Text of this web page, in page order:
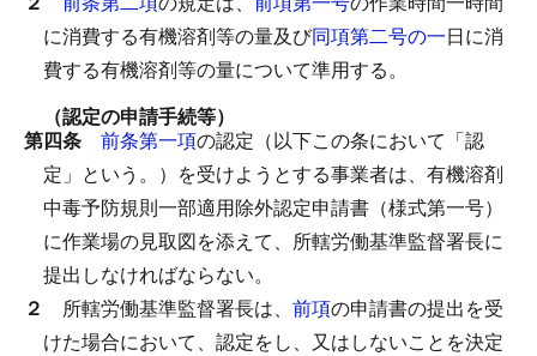
に消費する有機溶剤等の量及び同項第二号の一日に消
費する有機溶剤等の量について準用する。
（認定の申請手続等）
第四条
前条第一項の認定（以下この条において「認
定」という。）を受けようとする事業者は、有機溶剤
中毒予防規則一部適用除外認定申請書（様式第一号）
に作業場の見取図を添えて、所轄労働基準監督署長に
提出しなければならない。
２
所轄労働基準監督署長は、 前項の申請書の提出を受
けた場合において、認定をし、又はしないことを決定